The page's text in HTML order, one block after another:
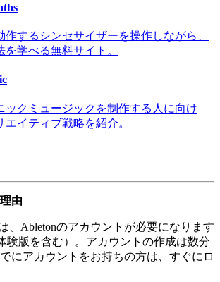
作するシンセサイザーを操作しながら、
を学べる無料サイト。
ックミュージックを制作する人に向け
エイティブ戦略を紹介。
由
、Abletonのアカウントが必要になります
験版を含む）。アカウントの作成は数分
にアカウントをお持ちの方は、すぐにロ